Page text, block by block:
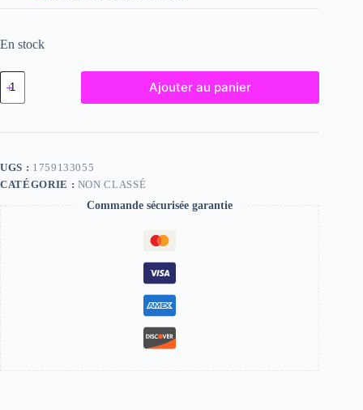
En stock
quantité
de
Bettie,
2024
x
20
Ajouter au panier
UGS : 1759133055
CATÉGORIE : NON CLASSÉ
Commande sécurisée garantie